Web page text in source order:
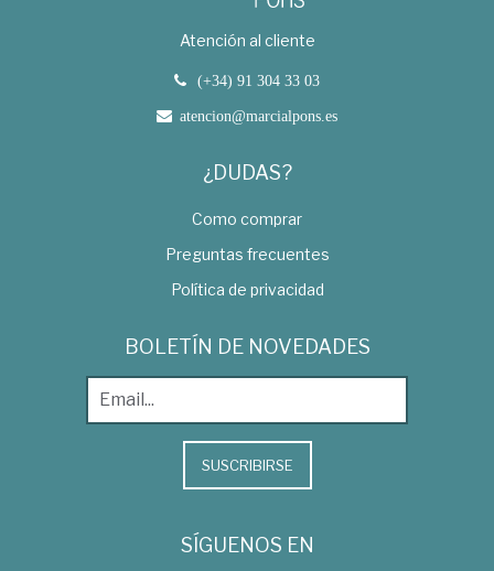
Atención al cliente
(+34) 91 304 33 03
atencion@marcialpons.es
¿DUDAS?
Como comprar
Preguntas frecuentes
Política de privacidad
BOLETÍN DE NOVEDADES
SUSCRIBIRSE
SÍGUENOS EN